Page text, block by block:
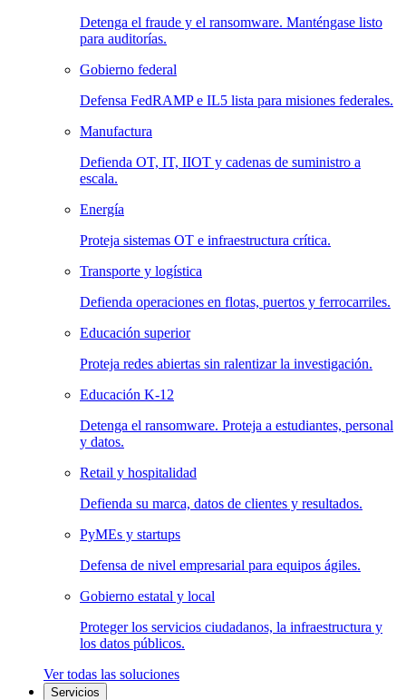
Detenga el fraude y el ransomware. Manténgase listo
para auditorías.
Gobierno federal
Defensa FedRAMP e IL5 lista para misiones federales.
Manufactura
Defienda OT, IT, IIOT y cadenas de suministro a
escala.
Energía
Proteja sistemas OT e infraestructura crítica.
Transporte y logística
Defienda operaciones en flotas, puertos y ferrocarriles.
Educación superior
Proteja redes abiertas sin ralentizar la investigación.
Educación K-12
Detenga el ransomware. Proteja a estudiantes, personal
y datos.
Retail y hospitalidad
Defienda su marca, datos de clientes y resultados.
PyMEs y startups
Defensa de nivel empresarial para equipos ágiles.
Gobierno estatal y local
Proteger los servicios ciudadanos, la infraestructura y
los datos públicos.
Ver todas las soluciones
Servicios